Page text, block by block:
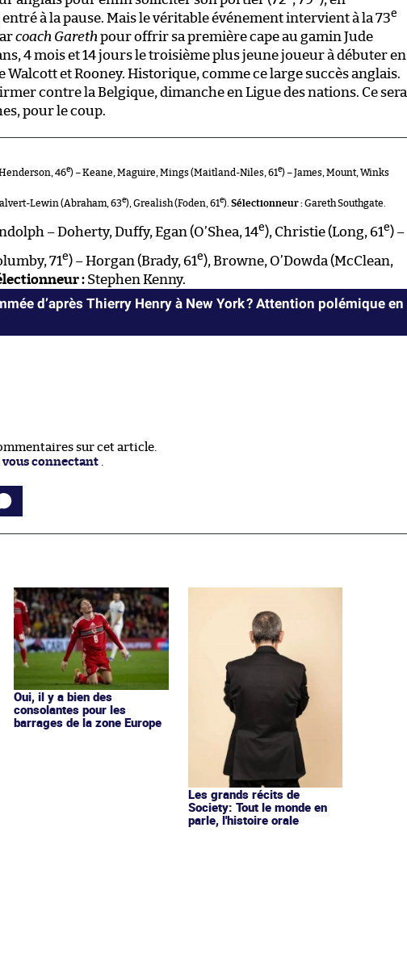
à la pause. Mais le véritable événement intervient à la 73e
coach Gareth pour offrir sa première cape au gamin Jude
4 mois et 14 jours le troisième plus jeune joueur à débuter en
et Rooney. Historique, comme ce large succès anglais.
contre la Belgique, dimanche en Ligue des nations. Ce sera
pour le coup.
46e) – Keane, Maguire, Mings (Maitland-Niles, 61e) – James, Mount, Winks
Lewin (Abraham, 63e), Grealish (Foden, 61e). Sélectionneur :Gareth Southgate.
– Doherty, Duffy, Egan (O’Shea, 14e), Christie (Long, 61e) –
71e) – Horgan (Brady, 61e), Browne, O’Dowda (McClean,
: Stephen Kenny.
d’après Thierry Henry à New York ? Attention polémique en
sur cet article.
vous connectant
Oui, il y a bien des
consolantes pour les
barrages de la zone Europe
Les grands récits de
Society: Tout le monde en
parle, l'histoire orale